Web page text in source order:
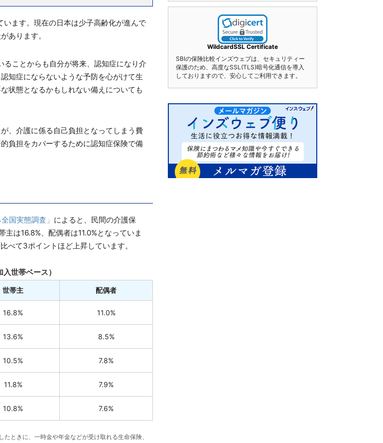
ます。現在の日本は少子高齢化が進んで
あります。
ることからも自分が将来、認知症になり介
知症にならないような予防を心がけて生
状態となるかもしれない備えについても
、介護に係る自己負担となってしまう費
負担をカバーするために認知症保険で備
国実態調査」 によると、民間の介護保
は16.8%、配偶者は11.0%となっていま
べて3ポイントほど上昇しています。
世帯ベース）
世帯主 配偶者
16.8% 11.0%
13.6% 8.5%
10.5% 7.8%
11.8% 7.9%
10.8% 7.6%
ときに、一時金や年金などが受け取れる生命保険、
WildcardSSL Certificate
SBIの保険比較インズウェブは、セキュリティー
保護のため、高度なSSL(TLS)暗号化通信を導入
しておりますので、安心してご利用できます。